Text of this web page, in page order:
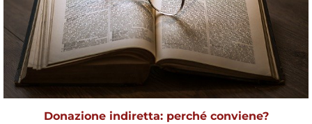
Donazione indiretta: perché conviene?